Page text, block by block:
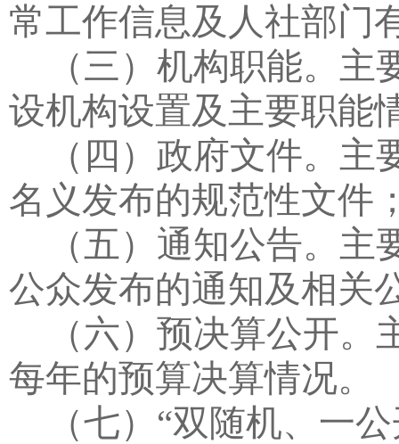
常工作信息及人社部门
（三）机构职能。 主
设机构设置及主要职能
（四）政府文件。 主
名义发布的规范性文件
（五）通知公告。 主
公众发布的通知及相关
（六）预决算公开。
每年的预算决算情况。
（七）“双随机、一